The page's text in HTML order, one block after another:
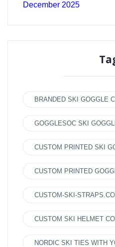
December 2025
BRANDED SKI GOGGLE
GOGGLESOC SKI
CUSTOM PRINTED SKI
CUSTOM PRINTED
CUSTOM-SKI-
CUSTOM SKI HELMET
NORDIC SKI TIES WITH